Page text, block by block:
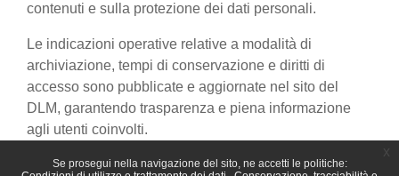
Se prosegui nella navigazione del sito, ne accetti le politiche:
contenuti e sulla protezione dei dati personali.
Le indicazioni operative relative a modalità di
archiviazione, tempi di conservazione e diritti di
accesso sono pubblicate e aggiornate nel sito del
DLM, garantendo trasparenza e piena informazione
agli utenti coinvolti.